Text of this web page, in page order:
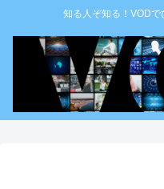
知る人ぞ知る！VOD